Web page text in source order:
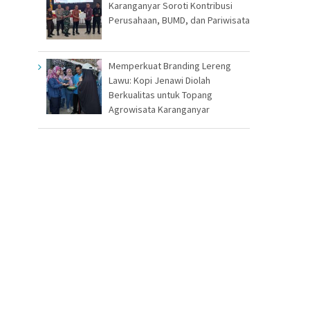
Karanganyar Soroti Kontribusi
Perusahaan, BUMD, dan Pariwisata
Memperkuat Branding Lereng
Lawu: Kopi Jenawi Diolah
Berkualitas untuk Topang
Agrowisata Karanganyar